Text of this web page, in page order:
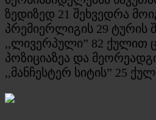
ზედიზედ 21 შეხვედრა
პრემიერლიგის 29 ტურის
,,ლივერპული” 82 ქულით
პოზიციაზეა და
,,მანჩესტერ სიტის” 25